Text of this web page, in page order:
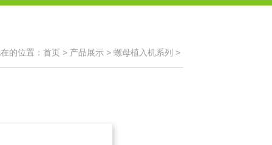
的位置：首页 > 产品展示 >螺母植入机系列 >